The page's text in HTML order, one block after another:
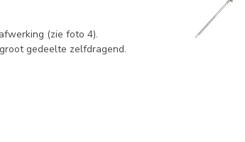
(zie foto 4).
gedeelte zelfdragend.